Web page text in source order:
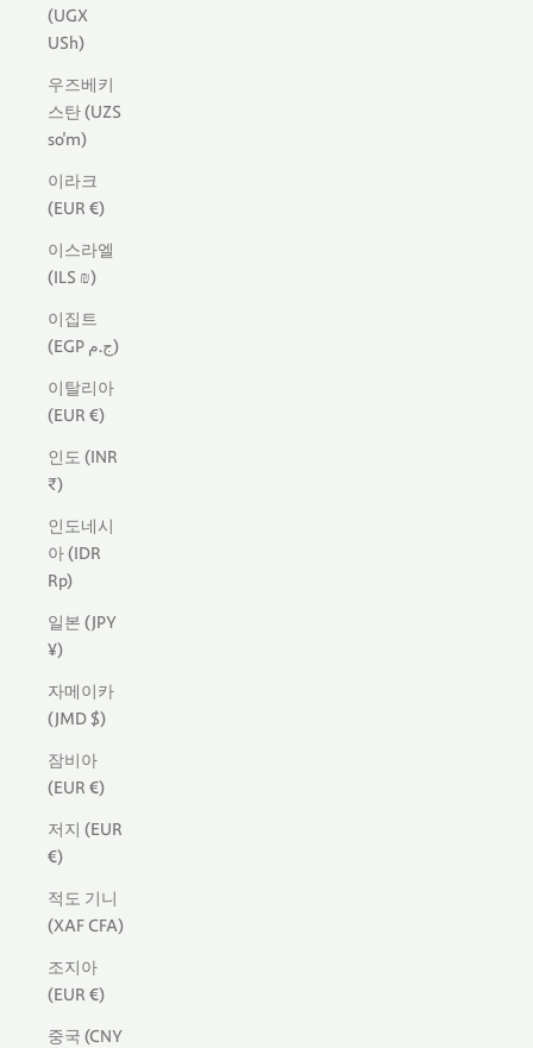
(UGX
USh)
우즈베키
스탄 (UZS
so'm)
이라크
(EUR €)
이스라엘
(ILS ₪)
이집트
(EGP ج.م)
이탈리아
(EUR €)
인도 (INR
₹)
인도네시
아 (IDR
Rp)
일본 (JPY
¥)
자메이카
(JMD $)
잠비아
(EUR €)
저지 (EUR
€)
적도 기니
(XAF CFA)
조지아
(EUR €)
중국 (CNY